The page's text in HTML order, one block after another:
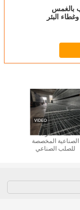
بالغمس
البئر
صناعة الفولاذ
الصناعية المخصصة
للصلب الصناعي
الصلب الصلب
الصلب الصلب